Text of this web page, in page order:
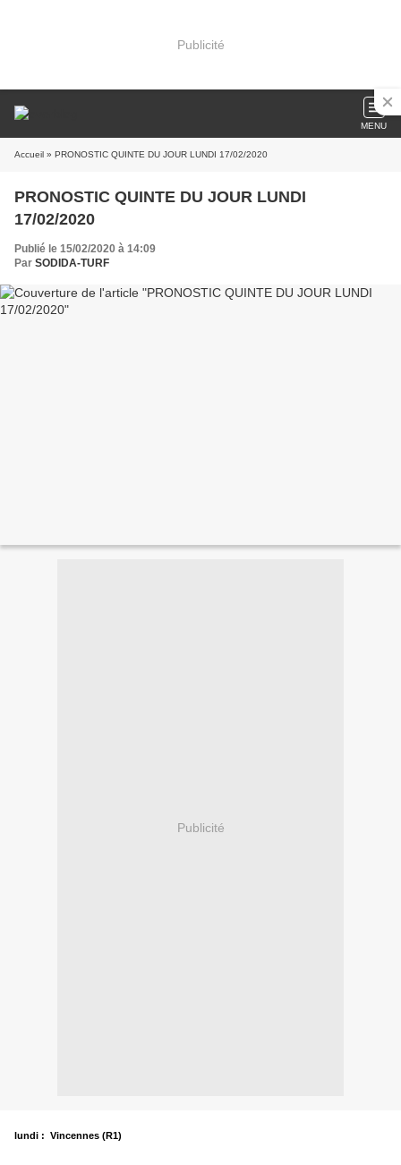
Publicité
MENU
Accueil » PRONOSTIC QUINTE DU JOUR LUNDI 17/02/2020
PRONOSTIC QUINTE DU JOUR LUNDI
17/02/2020
Publié le 15/02/2020 à 14:09
Par SODIDA-TURF
Publicité
lundi : Vincennes (R1)